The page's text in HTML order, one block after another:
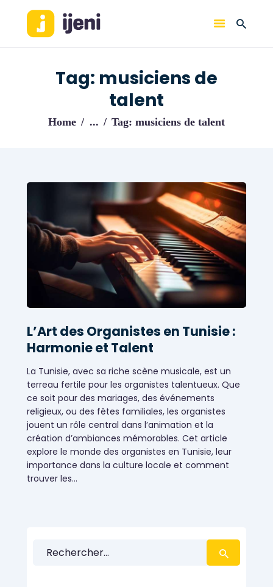
Tag: musiciens de
talent
Home ... Tag: musiciens de talent
ACCUEIL
L’Art des Organistes en Tunisie :
Harmonie et Talent
La Tunisie, avec sa riche scène musicale, est un
terreau fertile pour les organistes talentueux. Que
ce soit pour des mariages, des événements
religieux, ou des fêtes familiales, les organistes
jouent un rôle central dans l’animation et la
création d’ambiances mémorables. Cet article
explore le monde des organistes en Tunisie, leur
importance dans la culture locale et comment
trouver les…
Rechercher :